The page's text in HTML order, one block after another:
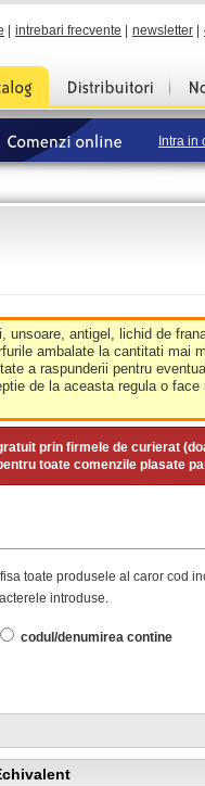
intrebari frecvente newsletter
Intra in
unsoare, antigel, lichid de
ambalate la cantitati mai
a raspunderii pentru
de la aceasta regula o
prin firmele de curierat
toate comenzile plasate
toate produsele al caror cod
introduse.
codul/denumirea contine